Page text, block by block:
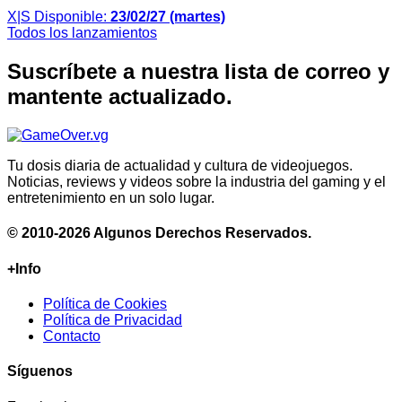
X|S Disponible: 23/02/27 (martes)
Todos los lanzamientos
Suscríbete a nuestra lista de correo y
mantente actualizado.
Tu dosis diaria de actualidad y cultura de videojuegos.
Noticias, reviews y videos sobre la industria del gaming y el
entretenimiento en un solo lugar.
© 2010-2026 Algunos Derechos Reservados.
+Info
Política de Cookies
Política de Privacidad
Contacto
Síguenos